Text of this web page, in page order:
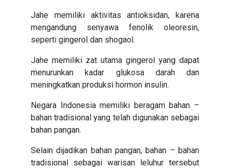
Jahe memiliki aktivitas antioksidan, karena
mengandung senyawa fenolik oleoresin,
seperti gingerol dan shogaol.
Jahe memiliki zat utama gingerol yang dapat
menurunkan kadar glukosa darah dan
meningkatkan produksi hormon insulin.
Negara Indonesia memiliki beragam bahan –
bahan tradisional yang telah digunakan sebagai
bahan pangan.
Selain dijadikan bahan pangan, bahan – bahan
tradisional sebagai warisan leluhur tersebut